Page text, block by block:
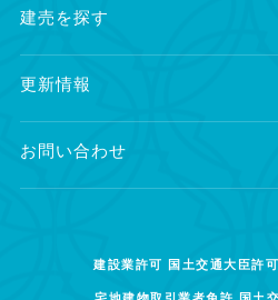
建売を探す
更新情報
お問い合わせ
建設業許可 国土交通大臣許
宅地建物取引業者免許 国土